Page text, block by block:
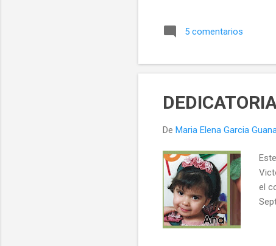
lo mismo que yo
preparando una breve
5 comentarios
De Maria Elena Garcia
el